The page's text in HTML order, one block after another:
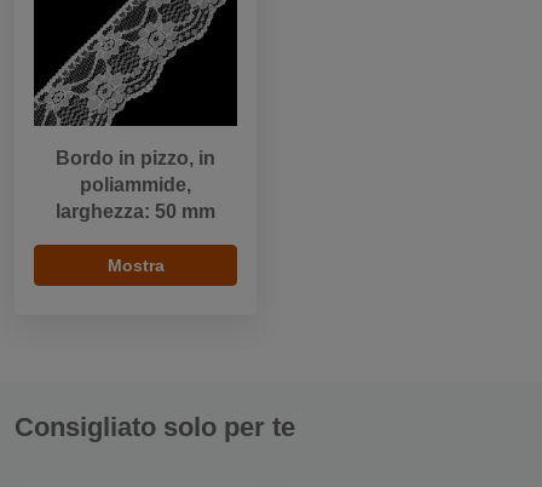
Bordo in pizzo, in
poliammide,
larghezza: 50 mm
Mostra
Consigliato solo per te